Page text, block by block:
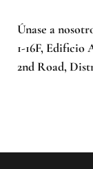
Únase a
1-16F, Edificio
2nd Road,